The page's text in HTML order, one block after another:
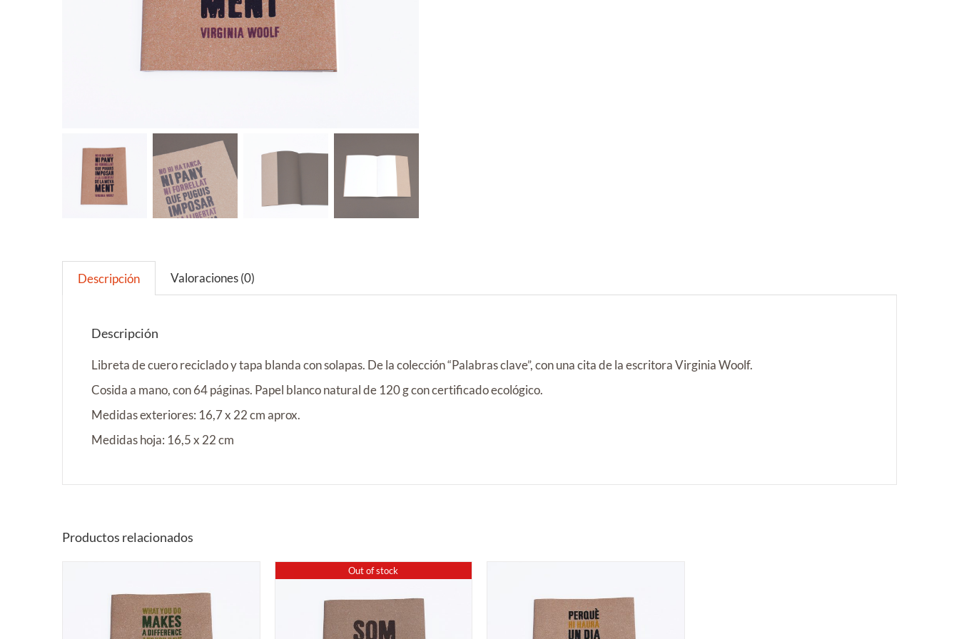
Descripción Valoraciones (0)
Descripción
Libreta de cuero reciclado y tapa blanda con solapas. De la colección “Palabras clave”, con una cita de la escritora Virginia Woolf.
Cosida a mano, con 64 páginas. Papel blanco natural de 120 g con certificado ecológico.
Medidas exteriores: 16,7 x 22 cm aprox.
Medidas hoja: 16,5 x 22 cm
Productos relacionados
Out of stock